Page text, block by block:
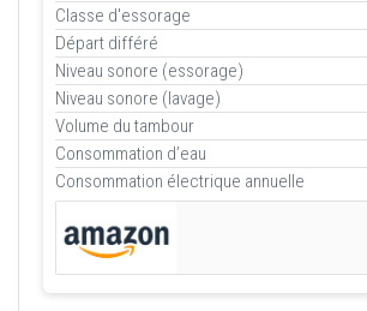
Classe d'essorage
Départ différé
Niveau sonore (essorage)
Niveau sonore (lavage)
Volume du tambour
Consommation d’eau
Consommation électrique annuelle